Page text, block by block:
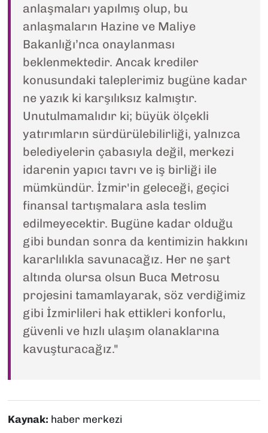
anlaşmaları yapılmış olup, bu
anlaşmaların Hazine ve Maliye
Bakanlığı’nca onaylanması
beklenmektedir. Ancak krediler
konusundaki taleplerimiz bugüne kadar
ne yazık ki karşılıksız kalmıştır.
Unutulmamalıdır ki; büyük ölçekli
yatırımların sürdürülebilirliği, yalnızca
belediyelerin çabasıyla değil, merkezi
idarenin yapıcı tavrı ve iş birliği ile
mümkündür. İzmir'in geleceği, geçici
finansal tartışmalara asla teslim
edilmeyecektir. Bugüne kadar olduğu
gibi bundan sonra da kentimizin hakkını
kararlılıkla savunacağız. Her ne şart
altında olursa olsun Buca Metrosu
projesini tamamlayarak, söz verdiğimiz
gibi İzmirlileri hak ettikleri konforlu,
güvenli ve hızlı ulaşım olanaklarına
kavuşturacağız."
Kaynak: haber merkezi